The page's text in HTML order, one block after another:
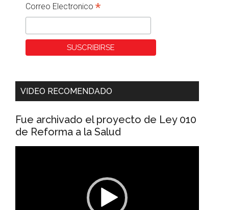
Correo Electronico *
VIDEO RECOMENDADO
Fue archivado el proyecto de Ley 010
de Reforma a la Salud